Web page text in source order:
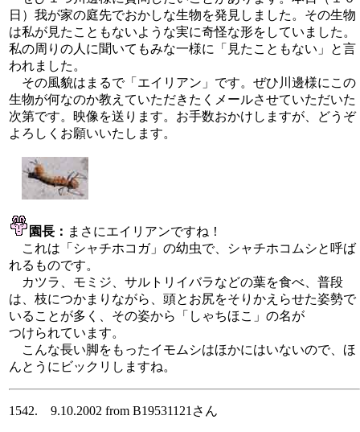
日）我が家の庭先でおかしな生物を発見しました。その生物
は私が見たこともないような実に奇怪な形をしていました。
私の周りの人に聞いてもみな一様に「見たこともない」と言
われました。
その風貌はまるで「エイリアン」です。ぜひ川邊様にこの
生物が何なのか教えていただきたくメールさせていただいた
次第です。映像を送ります。お手数おかけしますが、どうぞ
よろしくお願いいたします。
園長： まさにエイリアンですね！
これは「シャチホコガ」の幼虫で、シャチホコムシと呼ば
れるものです。
カツラ、モミジ、サルトリイバラなどの葉を食べ、普段
は、枝につかまりながら、頭とお尻をそりかえらせた姿勢で
いることが多く、その姿から「しゃちほこ」の名が
つけられています。
こんな長い脚をもったイモムシはほかにはいないので、ほ
んとうにビックリしますね。
1542. 9.10.2002 from B19531121さん